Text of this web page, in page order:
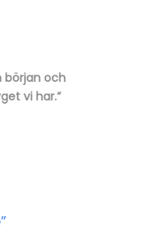
början och
vi har.”